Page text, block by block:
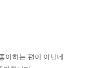
아하는 편이 아닌데